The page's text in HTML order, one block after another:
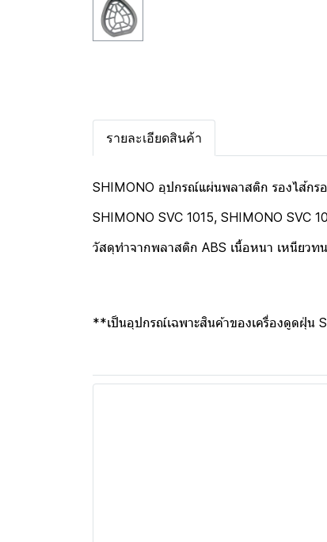
รายละเอียดสินค้า
SHIMONO อุปกรณ์แผ่นพลาสติก รองไส้กร
SHIMONO SVC 1015, SHIMONO SVC
วัสดุทำจากพลาสติก ABS เนื้อหนา เหนียวท
**เป็นอุปกรณ์เฉพาะสินค้าของเครื่องดูดฝุ่น